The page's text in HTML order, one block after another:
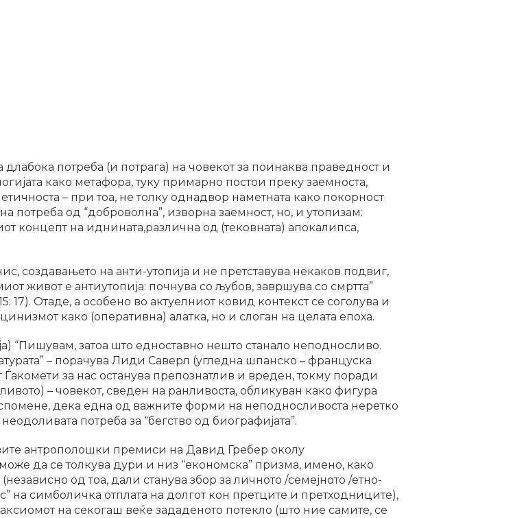
потреба (и потрага) на човекот за поинаква праведност и
како метафора, туку примарно постои преку заемноста,
– при тоа, не толку однадвор наметната како покорност
потреба од “доброволна”, изворна заемност, но, и утопизам:
концепт на иднината,различна од (тековната) апокалипса,
создавањето на анти-утопија и не претставува некаков подвиг,
живот е антиутопија: почнува со љубов, завршува со смртта”
17). Отаде, а особено во актуелниот ковид контекст се соголува и
како (оперативна) алатка, но и слоган на целата епоха.
“Пишувам, затоа што едноставно нешто станало неподносливо.
– порачува Лиди Саверл (угледна шпанско – француска
Ѓакомети за нас останува препознатлив и вреден, токму поради
– човекот, сведен на ранливоста, обликуван како фигура
дека една од важните форми на неподносливоста неретко
потреба за “бегство од биографијата”.
антрополошки премиси на Давид Гребер околу
да се толкува дури и низ “економска” призма, имено, како
од тоа, дали станува збор за личното /семејното /етно-
на симболичка отплата на долгот кон претците и претходниците),
на секогаш веќе зададеното потекло (што ние самите, се